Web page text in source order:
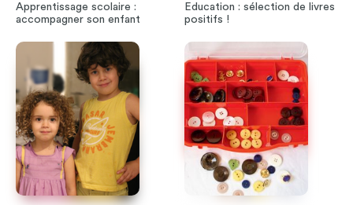
Apprentissage scolaire :
accompagner son enfant
Education : sélection de livres
positifs !